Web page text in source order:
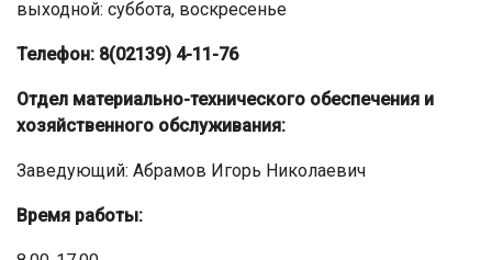
выходной: суббота, воскресенье
Телефон: 8(02139) 4-11-76
Отдел материально-технического обеспечения и
хозяйственного обслуживания:
Заведующий: Абрамов Игорь Николаевич
Время работы: